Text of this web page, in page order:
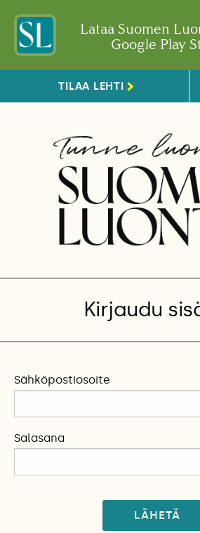
Lataa Suomen
Google Play
TILAA LEHTI
Kirjaudu
Sähköpostiosoite
Salasana
LÄHETÄ